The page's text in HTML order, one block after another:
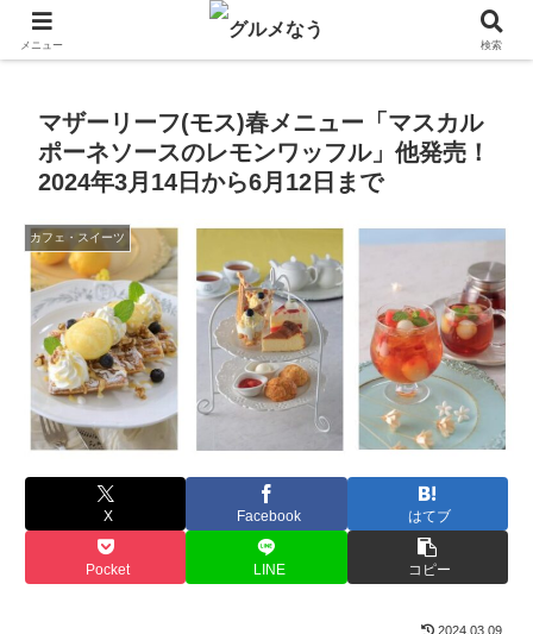
飲食店キャンペーン・食品飲料お菓子新発売のグルメニュース。
マザーリーフ(モス)春メニュー「マスカル
ポーネソースのレモンワッフル」他発売！
2024年3月14日から6月12日まで
カフェ・スイーツ
X Facebook はてブ
Pocket LINE コピー
2024.03.09
メニュー 検索